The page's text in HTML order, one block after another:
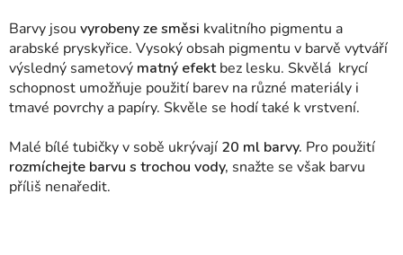
Barvy jsou vyrobeny ze směsi kvalitního pigmentu a
arabské pryskyřice. Vysoký obsah pigmentu v barvě vytváří
výsledný sametový matný efektbez lesku. Skvělá krycí
schopnost umožňuje použití barev na různé materiály i
tmavé povrchy a papíry. Skvěle se hodí také k vrstvení.
Malé bílé tubičky v sobě ukrývají 20 ml barvy. Pro použití
rozmíchejte barvu s trochou vody, snažte se však barvu
příliš nenaředit.